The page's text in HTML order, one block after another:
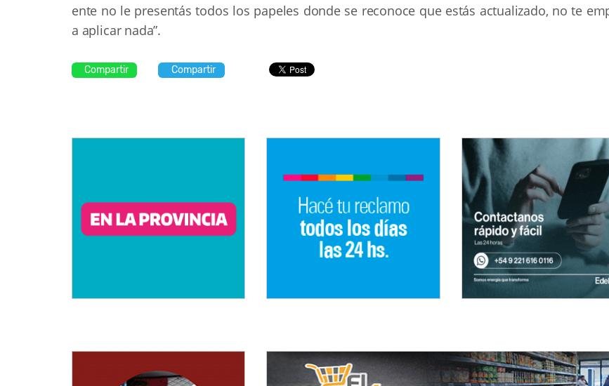
ente no le presentás todos los papeles donde se reconoce que estás actualizado, no te
a aplicar nada”.
Compartir Compartir